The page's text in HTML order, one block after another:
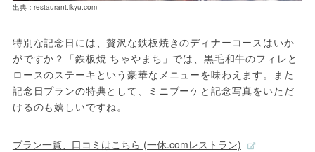
出典：restaurant.ikyu.com
特別な記念日には、贅沢な鉄板焼きのディナーコースはいか
がですか？「鉄板焼 ちゃやまち」では、黒毛和牛のフィレと
ロースのステーキという豪華なメニューを味わえます。また
記念日プランの特典として、ミニブーケと記念写真をいただ
けるのも嬉しいですね。
プラン一覧、口コミはこちら (一休.comレストラン)